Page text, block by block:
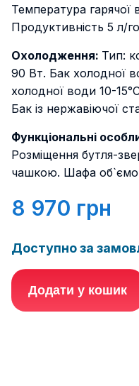
Температура гарячої
Продуктивність 5 л/
Охолодження: Тип:
90 Вт. Бак холодної
холодної води 10-
Бак із нержавіючої
Функціональні
Розміщення бутля-
чашкою. Шафа
8 970 грн
Доступно за
Додати у кошик